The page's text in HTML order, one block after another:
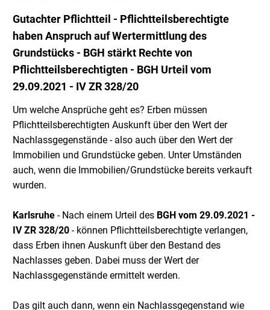
Gutachter Pflichtteil - Pflichtteilsberechtigte
haben Anspruch auf Wertermittlung des
Grundstücks - BGH stärkt Rechte von
Pflichtteilsberechtigten - BGH Urteil vom
29.09.2021 - IV ZR 328/20
Um welche Ansprüche geht es? Erben müssen
Pflichtteilsberechtigten Auskunft über den Wert der
Nachlassgegenstände - also auch über den Wert der
Immobilien und Grundstücke geben. Unter Umständen
auch, wenn die Immobilien/Grundstücke bereits verkauft
wurden.
Karlsruhe - Nach einem Urteil des BGH vom 29.09.2021 -
IV ZR 328/20 - können Pflichtteilsberechtigte verlangen,
dass Erben ihnen Auskunft über den Bestand des
Nachlasses geben. Dabei muss der Wert der
Nachlassgegenstände ermittelt werden.
Das gilt auch dann, wenn ein Nachlassgegenstand wie